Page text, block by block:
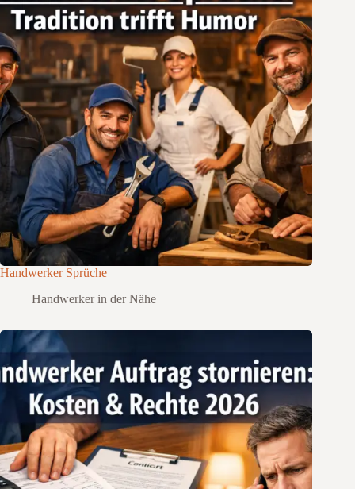
Handwerker Sprüche
Handwerker in der Nähe